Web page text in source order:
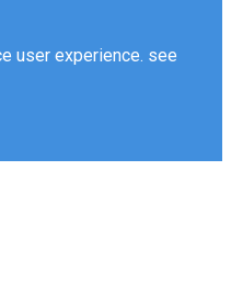
user experience. see